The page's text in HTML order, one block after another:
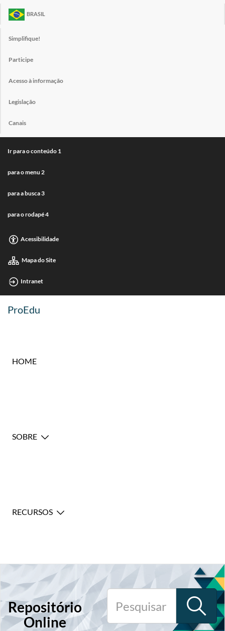
BRASIL
Simplifique!
Participe
Acesso à informação
Legislação
Canais
Ir para o conteúdo 1
para o menu 2
para a busca3
para o rodapé4
Acessibilidade
Mapa do Site
Intranet
ProEdu
HOME
SOBRE
RECURSOS
Repositório
Online